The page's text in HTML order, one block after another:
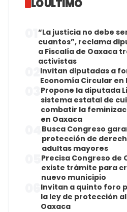
LO ÚLTIMO
“La justicia no debe
cuantos”, reclama
a Fiscalía de Oaxaca
activistas
Invitan diputadas a
Economía Circular en
Propone la diputada
sistema estatal de
combatir la
en Oaxaca
Busca Congreso
protección de
adultas mayores
Precisa Congreso de
existe trámite para
nuevo municipio
Invitan a quinto foro
la ley de protección
Oaxaca